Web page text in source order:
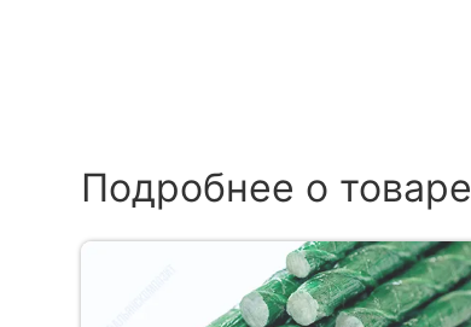
Подробнее о товаре